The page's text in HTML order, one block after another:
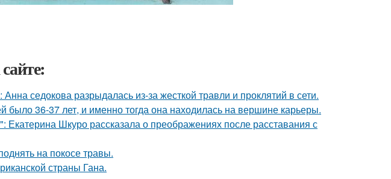
седокова разрыдалась из-за жесткой травли и проклятий в сети.
было 36-37 лет, и именно тогда она находилась на вершине карьеры.
Шкуро рассказала о преображениях после расставания с
на покосе травы.
страны Гана.